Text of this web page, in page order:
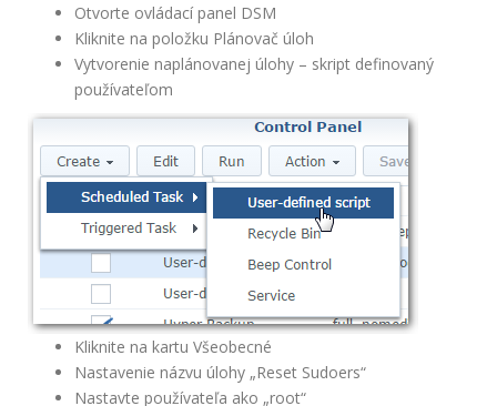
Otvorte ovládací panel DSM
Kliknite na položku Plánovač úloh
Vytvorenie naplánovanej úlohy – skript definovaný
používateľom
Kliknite na kartu Všeobecné
Nastavenie názvu úlohy „Reset Sudoers“
Nastavte používateľa ako „root“